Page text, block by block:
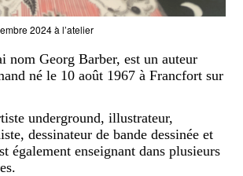
2024 à l’atelier
nom Georg Barber, est un auteur
né le 10 août 1967 à Francfort sur
underground, illustrateur,
dessinateur de bande dessinée et
également enseignant dans plusieurs